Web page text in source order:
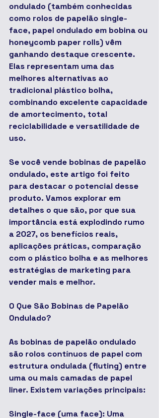
ondulado (também conhecidas
como rolos de papelão single-
face, papel ondulado em bobina ou
honeycomb paper rolls) vêm
ganhando destaque crescente.
Elas representam uma das
melhores alternativas ao
tradicional plástico bolha,
combinando excelente capacidade
de amortecimento, total
reciclabilidade e versatilidade de
uso.
Se você vende bobinas de papelão
ondulado, este artigo foi feito
para destacar o potencial desse
produto. Vamos explorar em
detalhes o que são, por que sua
importância está explodindo rumo
a 2027, os benefícios reais,
aplicações práticas, comparação
com o plástico bolha e as melhores
estratégias de marketing para
vender mais e melhor.
O Que São Bobinas de Papelão
Ondulado?
As bobinas de papelão ondulado
são rolos contínuos de papel com
estrutura ondulada (fluting) entre
uma ou mais camadas de papel
liner. Existem variações principais:
Single-face (uma face): Uma